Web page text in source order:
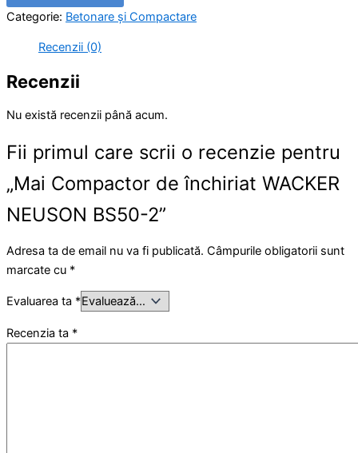
Categorie: Betonare și Compactare
Recenzii (0)
Recenzii
Nu există recenzii până acum.
Fii primul care scrii o recenzie pentru
„Mai Compactor de închiriat WACKER
NEUSON BS50-2”
Adresa ta de email nu va fi publicată. Câmpurile obligatorii sunt
marcate cu *
Evaluarea ta *
Recenzia ta *